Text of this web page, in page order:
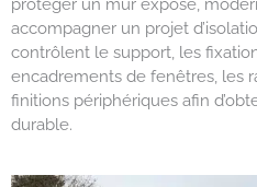
protéger un mur exposé,
accompagner un projet
contrôlent le support, les
encadrements de fenêtres, les
finitions périphériques afin
durable.